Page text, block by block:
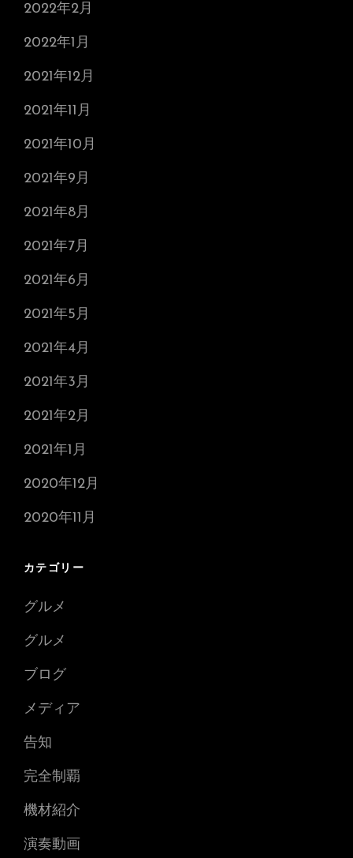
2022年2月
2022年1月
2021年12月
2021年11月
2021年10月
2021年9月
2021年8月
2021年7月
2021年6月
2021年5月
2021年4月
2021年3月
2021年2月
2021年1月
2020年12月
2020年11月
カテゴリー
グルメ
グルメ
ブログ
メディア
告知
完全制覇
機材紹介
演奏動画